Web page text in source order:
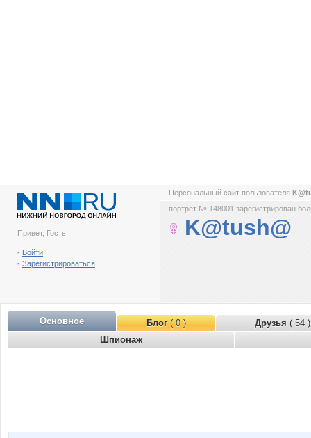
Привет, Гость !
- Войти
- Зарегистрироваться
Персональный сайт пользователя
портрет № 148001 зарегистрирован
K@tush@
Основное Блог( 0 ) Друзья ( 54 )
Шпионаж